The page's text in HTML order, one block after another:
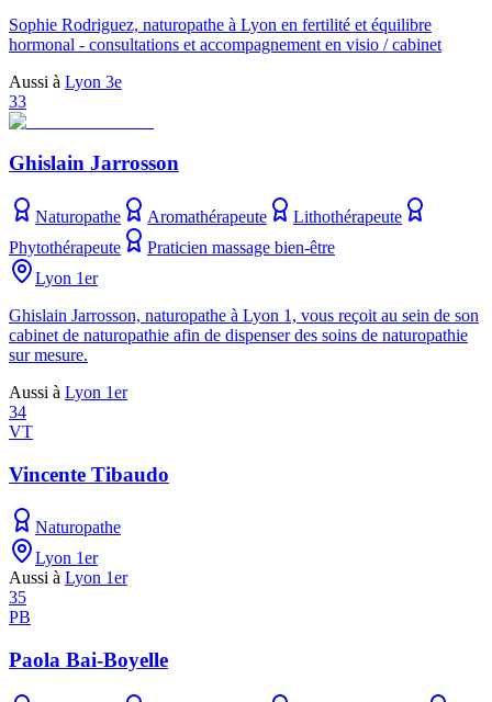
Sophie Rodriguez, naturopathe à Lyon en fertilité et équilibre
hormonal - consultations et accompagnement en visio / cabinet
Aussi à Lyon 3e
33
Ghislain Jarrosson
Naturopathe Aromathérapeute
Lithothérapeute
Phytothérapeute
Praticien massage bien-être
Lyon 1er
Ghislain Jarrosson, naturopathe à Lyon 1, vous reçoit au sein de son
cabinet de naturopathie afin de dispenser des soins de naturopathie
sur mesure.
Aussi à Lyon 1er
34
VT
Vincente Tibaudo
Naturopathe
Lyon 1er
Aussi à Lyon 1er
35
PB
Paola Bai-Boyelle